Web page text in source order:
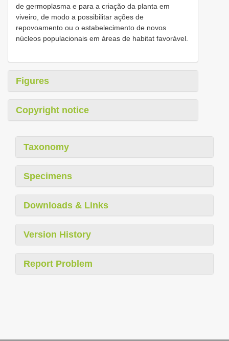
de germoplasma e para a criação da planta em
viveiro, de modo a possibilitar ações de
repovoamento ou o estabelecimento de novos
núcleos populacionais em áreas de habitat favorável.
Figures
Copyright notice
Taxonomy
Specimens
Downloads & Links
Version History
Report Problem